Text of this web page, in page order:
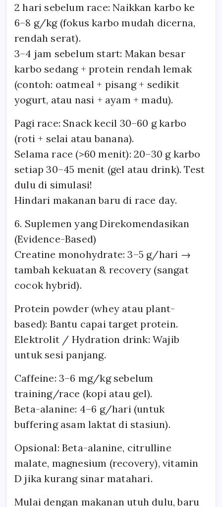
2 hari sebelum race: Naikkan karbo ke
6–8 g/kg (fokus karbo mudah dicerna,
rendah serat).
3–4 jam sebelum start: Makan besar
karbo sedang + protein rendah lemak
(contoh: oatmeal + pisang + sedikit
yogurt, atau nasi + ayam + madu).
Pagi race: Snack kecil 30–60 g karbo
(roti + selai atau banana).
Selama race (>60 menit): 20–30 g karbo
setiap 30–45 menit (gel atau drink). Test
dulu di simulasi!
Hindari makanan baru di race day.
6. Suplemen yang Direkomendasikan
(Evidence-Based)
Creatine monohydrate: 3–5 g/hari →
tambah kekuatan & recovery (sangat
cocok hybrid).
Protein powder (whey atau plant-
based): Bantu capai target protein.
Elektrolit / Hydration drink: Wajib
untuk sesi panjang.
Caffeine: 3–6 mg/kg sebelum
training/race (kopi atau gel).
Beta-alanine: 4–6 g/hari (untuk
buffering asam laktat di stasiun).
Opsional: Beta-alanine, citrulline
malate, magnesium (recovery), vitamin
D jika kurang sinar matahari.
Mulai dengan makanan utuh dulu, baru